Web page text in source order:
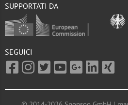
SUPPORTATI DA
SEGUICI